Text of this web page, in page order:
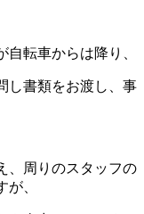
転車からは降り、
し書類をお渡し、事
、周りのスタッフの
、